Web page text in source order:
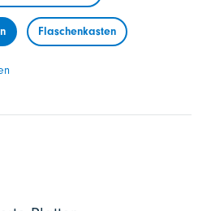
Flaschenkasten